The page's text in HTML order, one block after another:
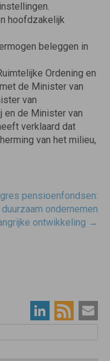
hoofdzakelijk
beleggen in
Ordening en
de Minister van
van
en de Minister van
verklaard dat
van het milieu,
pensioenfondsen:
duurzaam ondernemen
ontwikkeling →